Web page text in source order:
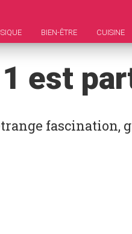
BIEN-ÊTRE CUISINE
est
fascination,